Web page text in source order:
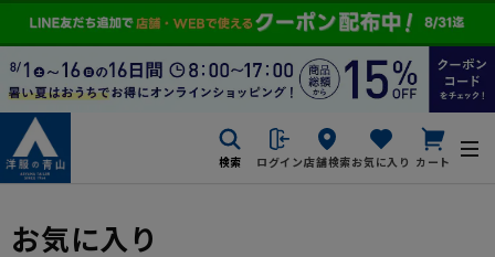
検索 ログイン店舗検索お気に入り カート
お気に入り